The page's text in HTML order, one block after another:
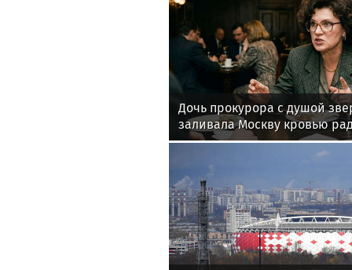
Дочь прокурора с душой
заливала Москву кровью